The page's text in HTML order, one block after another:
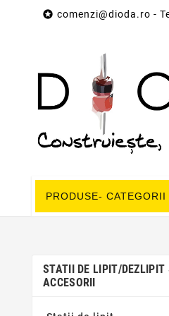
 comenzi@dioda.ro -
PRODUSE- CATEGORII
STATII DE LIPIT/DEZLIPIT
ACCESORII